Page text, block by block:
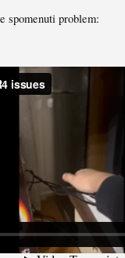
spomenuti problem: